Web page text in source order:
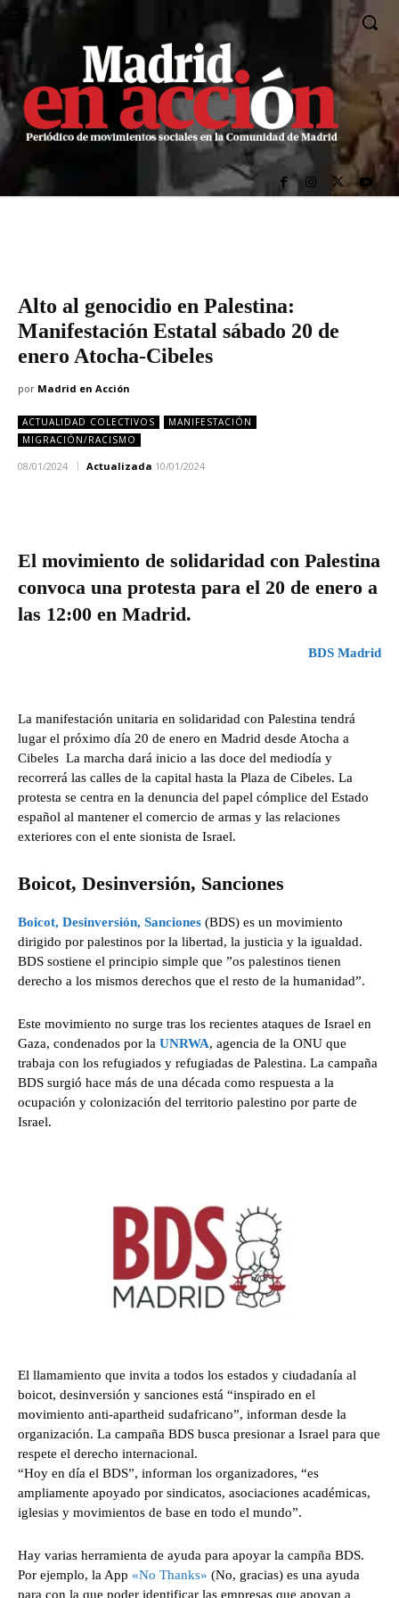
Alto al genocidio en Palestina:
Manifestación Estatal sábado 20 de
enero Atocha-Cibeles
por Madrid en Acción
ACTUALIDAD COLECTIVOS
MANIFESTACIÓN
MIGRACIÓN/RACISMO
08/01/2024 Actualizada 10/01/2024
El movimiento de solidaridad con Palestina
convoca una protesta para el 20 de enero a
las 12:00 en Madrid.
BDS Madrid
La manifestación unitaria en solidaridad con Palestina tendrá
lugar el próximo día 20 de enero en Madrid desde Atocha a
Cibeles La marcha dará inicio a las doce del mediodía y
recorrerá las calles de la capital hasta la Plaza de Cibeles. La
protesta se centra en la denuncia del papel cómplice del Estado
español al mantener el comercio de armas y las relaciones
exteriores con el ente sionista de Israel.
Boicot, Desinversión, Sanciones
Boicot, Desinversión, Sanciones (BDS) es un movimiento
dirigido por palestinos por la libertad, la justicia y la igualdad.
BDS sostiene el principio simple que ”os palestinos tienen
derecho a los mismos derechos que el resto de la humanidad”.
Este movimiento no surge tras los recientes ataques de Israel en
Gaza, condenados por la UNRWA, agencia de la ONU que
trabaja con los refugiados y refugiadas de Palestina. La campaña
BDS surgió hace más de una década como respuesta a la
ocupación y colonización del territorio palestino por parte de
Israel.
El llamamiento que invita a todos los estados y ciudadanía al
boicot, desinversión y sanciones está “inspirado en el
movimiento anti-apartheid sudafricano”, informan desde la
organización. La campaña BDS busca presionar a Israel para que
respete el derecho internacional.
“Hoy en día el BDS”, informan los organizadores, “es
ampliamente apoyado por sindicatos, asociaciones académicas,
iglesias y movimientos de base en todo el mundo”.
Hay varias herramienta de ayuda para apoyar la campña BDS.
Por ejemplo, la App «No Thanks» (No, gracias) es una ayuda
para con la que poder identificar las empresas que apoyan a